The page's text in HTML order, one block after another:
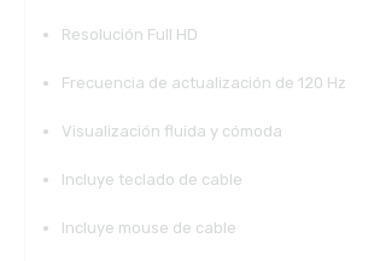
Resolución Full HD
Frecuencia de actualización de 120 Hz
Visualización fluida y cómoda
Incluye teclado de cable
Incluye mouse de cable